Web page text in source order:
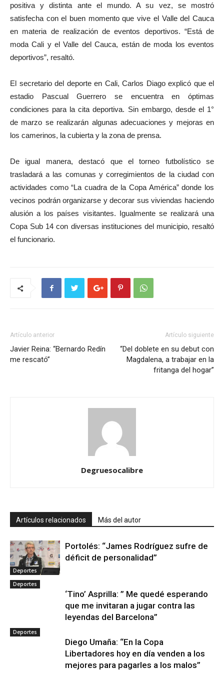
positiva y distinta ante el mundo. A su vez, se mostró
satisfecha con el buen momento que vive el Valle del Cauca
en materia de realización de eventos deportivos. “Está de
moda Cali y el Valle del Cauca, están de moda los eventos
deportivos”, resaltó.
El secretario del deporte en Cali, Carlos Diago explicó que el
estadio Pascual Guerrero se encuentra en óptimas
condiciones para la cita deportiva. Sin embargo, desde el 1°
de marzo se realizarán algunas adecuaciones y mejoras en
los camerinos, la cubierta y la zona de prensa.
De igual manera, destacó que el torneo futbolístico se
trasladará a las comunas y corregimientos de la ciudad con
actividades como “La cuadra de la Copa América” donde los
vecinos podrán organizarse y decorar sus viviendas haciendo
alusión a los países visitantes. Igualmente se realizará una
Copa Sub 14 con diversas instituciones del municipio, resaltó
el funcionario.
Artículo anterior
Javier Reina: “Bernardo Redín
me rescató”
Artículo siguiente
“Del doblete en su debut con
Magdalena, a trabajar en la
fritanga del hogar”
Degruesocalibre
Artículos relacionados Más del autor
Deportes
Portolés: “James Rodríguez sufre de
déficit de personalidad”
Deportes
‘Tino’ Asprilla: ” Me quedé esperando
que me invitaran a jugar contra las
leyendas del Barcelona”
Deportes
Diego Umaña: “En la Copa
Libertadores hoy en día venden a los
mejores para pagarles a los malos”